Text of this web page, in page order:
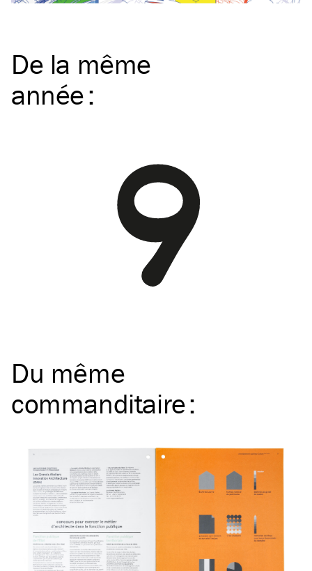
De la même
année:
Du même
commanditaire: